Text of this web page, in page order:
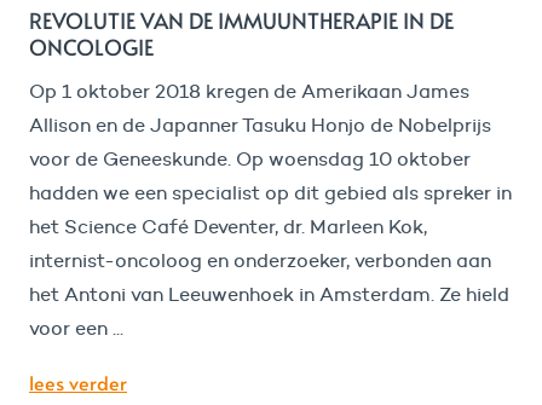
REVOLUTIE VAN DE IMMUUNTHERAPIE IN DE
ONCOLOGIE
Op 1 oktober 2018 kregen de Amerikaan James
Allison en de Japanner Tasuku Honjo de Nobelprijs
voor de Geneeskunde. Op woensdag 10 oktober
hadden we een specialist op dit gebied als spreker in
het Science Café Deventer, dr. Marleen Kok,
internist-oncoloog en onderzoeker, verbonden aan
het Antoni van Leeuwenhoek in Amsterdam. Ze hield
voor een ...
lees verder